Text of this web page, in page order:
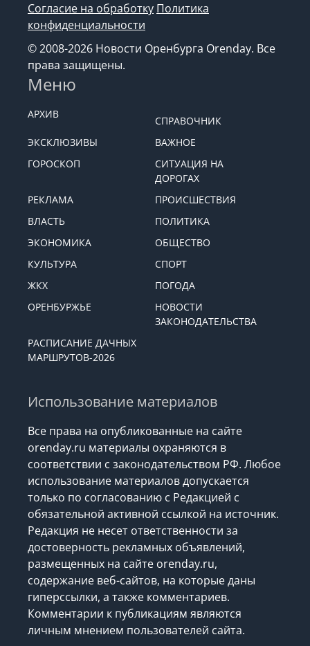
Согласие на обработку Политика
конфиденциальности
© 2008-2026 Новости Оренбурга Orenday. Все
права защищены.
Меню
АРХИВ
СПРАВОЧНИК
ЭКСКЛЮЗИВЫ
ВАЖНОЕ
ГОРОСКОП
СИТУАЦИЯ НА
ДОРОГАХ
РЕКЛАМА
ПРОИСШЕСТВИЯ
ВЛАСТЬ
ПОЛИТИКА
ЭКОНОМИКА
ОБЩЕСТВО
КУЛЬТУРА
СПОРТ
ЖКХ
ПОГОДА
ОРЕНБУРЖЬЕ
НОВОСТИ
ЗАКОНОДАТЕЛЬСТВА
РАСПИСАНИЕ ДАЧНЫХ
МАРШРУТОВ-2026
Использование материалов
Все права на опубликованные на сайте
orenday.ru материалы охраняются в
соответствии с законодательством РФ. Любое
использование материалов допускается
только по согласованию с Редакцией с
обязательной активной ссылкой на источник.
Редакция не несет ответственности за
достоверность рекламных объявлений,
размещенных на сайте orenday.ru,
содержание веб-сайтов, на которые даны
гиперссылки, а также комментариев.
Комментарии к публикациям являются
личным мнением пользователей сайта.